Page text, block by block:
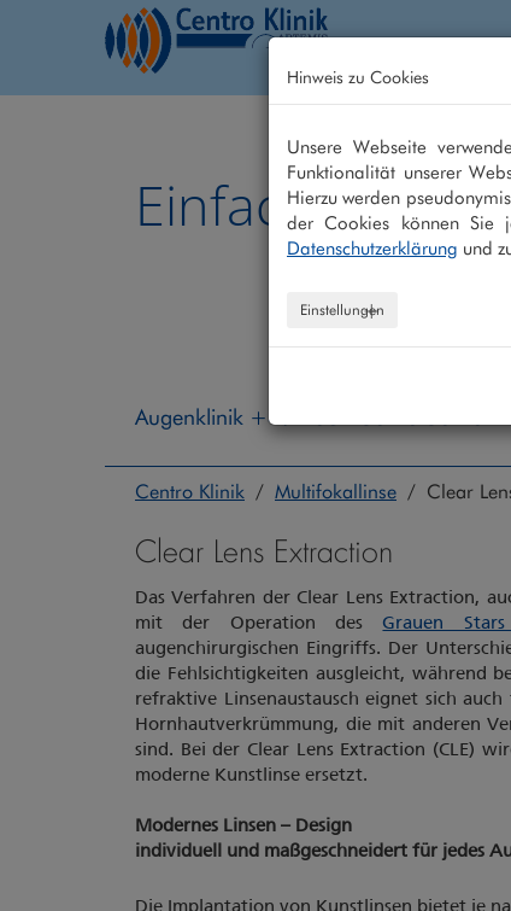
Home
Einfach
Augenklinik +49 208 - 30 40 30 40
Centro Klinik / Multifokallinse / Clear
Clear Lens Extraction
Das Verfahren der Clear Lens Extraction,
mit der Operation des Grauen
augenchirurgischen Eingriffs. Der
die Fehlsichtigkeiten ausgleicht, während
refraktive Linsenaustausch eignet sich
Hornhautverkrümmung, die mit anderen
sind. Bei der Clear Lens Extraction (CLE)
moderne Kunstlinse ersetzt.
Modernes Linsen – Design
individuell und maßgeschneidert für jedes
Die Implantation von Kunstlinsen bietet je
Hinweis zu Cookies
Unsere Webseite
Funktionalität unserer
Hierzu werden
der Cookies können Sie
Datenschutzerklärung und
Einstellungen